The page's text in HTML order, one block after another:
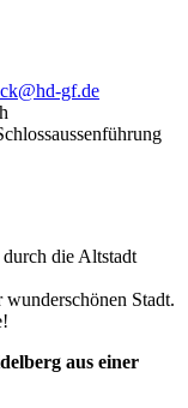
gf.de
die Altstadt
Stadt.
aus einer